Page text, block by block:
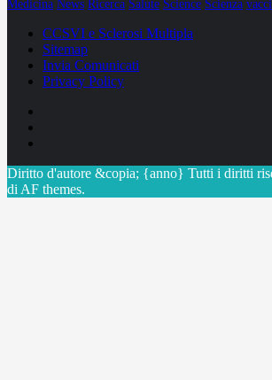
Medicina News Ricerca Salute Science Scienza
CCSVI e Sclerosi Multipla
Sitemap
Invia Comunicati
Privacy Policy
Diritto d'autore &copia; {anno} Tutti i diritti
di AF themes.